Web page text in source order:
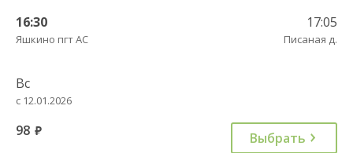
16:30
Яшкино пгт АС
17:05
Писаная д.
Вс
с 12.01.2026
98 руб. Выбрать